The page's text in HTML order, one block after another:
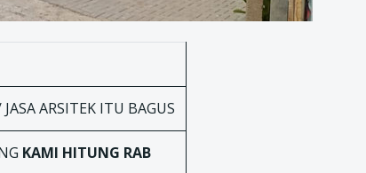
ARSITEK ITU BAGUS
KAMI HITUNG RAB